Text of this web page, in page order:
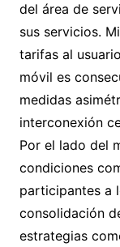
del área de
sus servicios.
tarifas al
móvil es
medidas
interconexión
Por el lado del
condiciones
participantes a
consolidación
estrategias